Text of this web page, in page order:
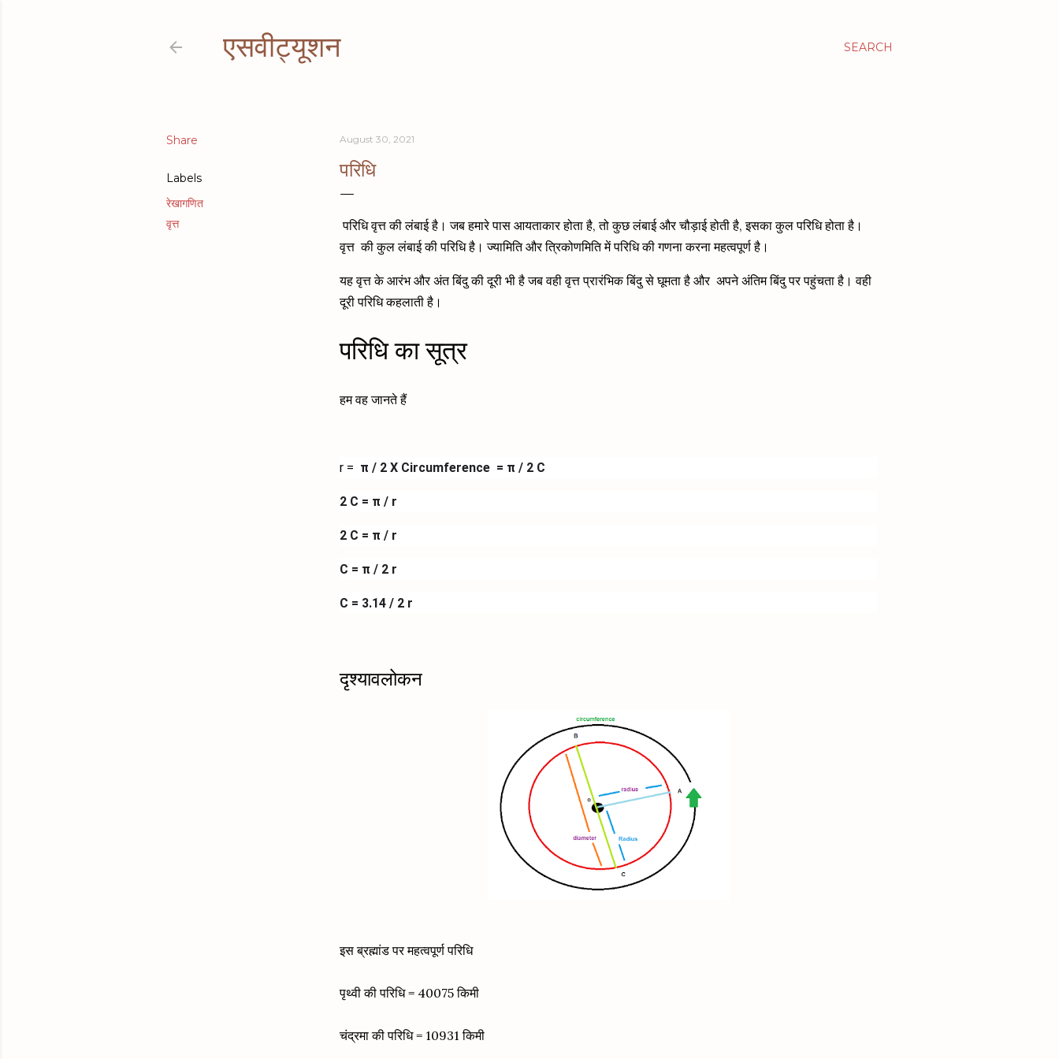
SEARCH
एसवीट्यूशन
Share
Labels
रेखागणित
वृत्त
August 30, 2021
परिधि
परिधि वृत्त की लंबाई है। जब हमारे पास आयताकार होता है, तो कुछ लंबाई और चौड़ाई होती है, इसका कुल परिधि होता है।
वृत्त की कुल लंबाई की परिधि है। ज्यामिति और त्रिकोणमिति में परिधि की गणना करना महत्वपूर्ण है।
यह वृत्त के आरंभ और अंत बिंदु की दूरी भी है जब वही वृत्त प्रारंभिक बिंदु से घूमता है और अपने अंतिम बिंदु पर पहुंचता है। वही
दूरी परिधि कहलाती है।
परिधि का सूत्र
हम वह जानते हैं
r = π / 2 X Circumference = π / 2 C
2 C = π / r
2 C = π / r
C = π / 2 r
C = 3.14 / 2 r
दृश्यावलोकन
इस ब्रह्मांड पर महत्वपूर्ण परिधि
पृथ्वी की परिधि = 40075 किमी
चंद्रमा की परिधि = 10931 किमी